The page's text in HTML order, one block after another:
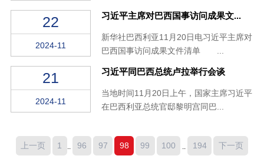
22
2024-11
习近平主席对巴西国事访问成果文...
新华社巴西利亚11月20日电习近平主席对
巴西国事访问成果文件清单 ...
21
2024-11
习近平同巴西总统卢拉举行会谈
当地时间11月20日上午，国家主席习近平
在巴西利亚总统官邸黎明宫同巴...
上一页 1 96 97 98 99 100 194 下一页